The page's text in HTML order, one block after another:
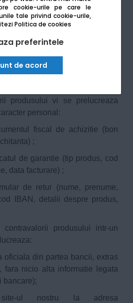
cookie-urile pe care le
tale privind cookie-urile,
Politica de cookies
preferintele
de acord
informatii de marketing
la obiceuri / preferinte /
cu dumneavoastra), datele
produsului vi se prelucreaza
personal:
fiscal de achizitie (bon
;
de garantie (tip produs, cod
data facturare) ;
de retur (nume, prenume,
IBAN, detalii despre produs,
contravalorii produsului intr-un
din partea bancii, extras
fara nicio alta informatie legata
bancare);
ul nostru la adresa